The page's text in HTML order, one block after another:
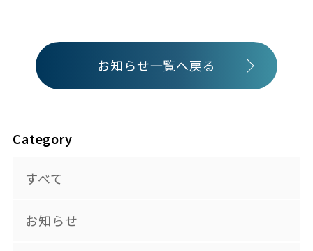
お知らせ一覧へ戻る
Category
すべて
お知らせ